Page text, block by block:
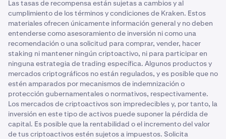
Las tasas de recompensa están sujetas a cambios y al
cumplimiento de los términos y condiciones de Kraken. Estos
materiales ofrecen únicamente información general y no deben
entenderse como asesoramiento de inversión ni como una
recomendación o una solicitud para comprar, vender, hacer
staking ni mantener ningún criptoactivo, ni para participar en
ninguna estrategia de trading específica. Algunos productos y
mercados criptográficos no están regulados, y es posible que no
estén amparados por mecanismos de indemnización o
protección gubernamentales o normativos, respectivamente.
Los mercados de criptoactivos son impredecibles y, por tanto, la
inversión en este tipo de activos puede suponer la pérdida de
capital. Es posible que la rentabilidad o el incremento del valor
de tus criptoactivos estén sujetos a impuestos. Solicita